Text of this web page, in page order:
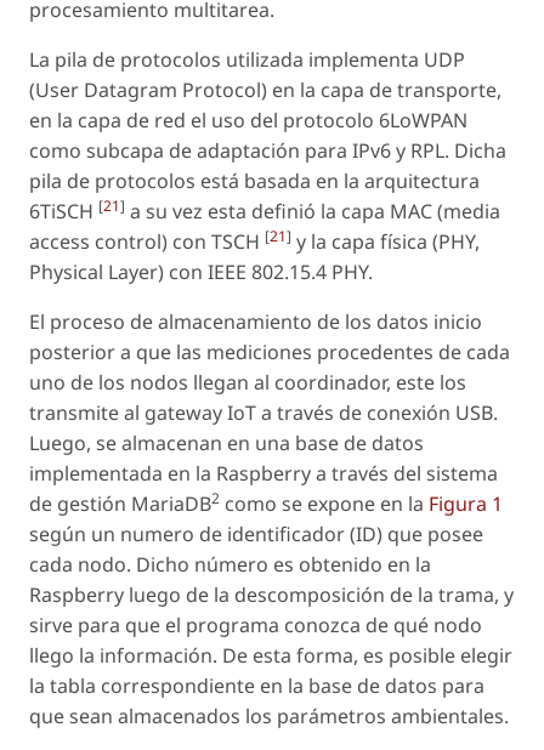
procesamiento multitarea.
La pila de protocolos utilizada implementa UDP
(User Datagram Protocol) en la capa de transporte,
en la capa de red el uso del protocolo 6LoWPAN
como subcapa de adaptación para IPv6 y RPL. Dicha
pila de protocolos está basada en la arquitectura
6TiSCH [21] a su vez esta definió la capa MAC (media
access control) con TSCH [21] y la capa física (PHY,
Physical Layer) con IEEE 802.15.4 PHY.
El proceso de almacenamiento de los datos inicio
posterior a que las mediciones procedentes de cada
uno de los nodos llegan al coordinador, este los
transmite al gateway IoT a través de conexión USB.
Luego, se almacenan en una base de datos
implementada en la Raspberry a través del sistema
de gestión MariaDB2 como se expone en la Figura 1
según un numero de identificador (ID) que posee
cada nodo. Dicho número es obtenido en la
Raspberry luego de la descomposición de la trama, y
sirve para que el programa conozca de qué nodo
llego la información. De esta forma, es posible elegir
la tabla correspondiente en la base de datos para
que sean almacenados los parámetros ambientales.